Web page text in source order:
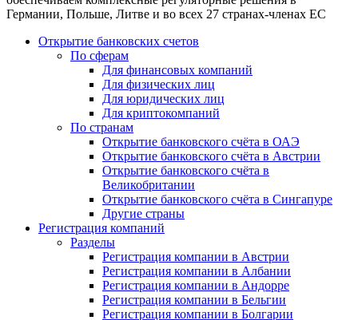
Германии, Польше, Литве и во всех 27 странах-членах ЕС
Открытие банковских счетов
По сферам
Для финансовых компаний
Для физических лиц
Для юридических лиц
Для криптокомпаний
По странам
Открытие банковского счёта в ОАЭ
Открытие банковского счёта в Австрии
Открытие банковского счёта в
Великобритании
Открытие банковского счёта в Сингапуре
Другие страны
Регистрация компаний
Разделы
Регистрация компании в Австрии
Регистрация компании в Албании
Регистрация компании в Андорре
Регистрация компании в Бельгии
Регистрация компании в Болгарии